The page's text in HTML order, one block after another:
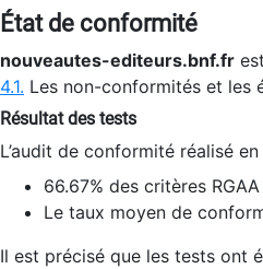
État de conformité
nouveautes-editeurs.bnf.fr
4.1. Les non-conformités et les
Résultat des tests
L’audit de conformité réalisé
66.67% des critères
Le taux moyen de
Il est précisé que les tests ont